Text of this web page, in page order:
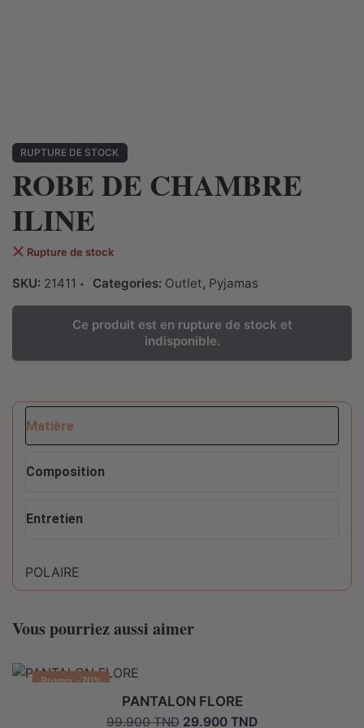
RUPTURE DE STOCK
ROBE DE CHAMBRE
ILINE
Rupture de stock
SKU: 21411 Categories: Outlet, Pyjamas
Ce produit est en rupture de stock et
indisponible.
Matière
Composition
Entretien
POLAIRE
Composition 100% MICROPOLYESTER
Conseils d'entretien pour ce produit :
Ne pas sécher en machine
Lavable en machine max 30°C fragile
Vous pourriez aussi aimer
Promo: -70%
PANTALON FLORE
99.900TND Le
29.900 TNDLe